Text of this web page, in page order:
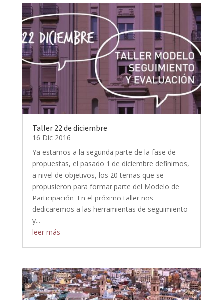
Taller 22 de diciembre
16 Dic 2016
Ya estamos a la segunda parte de la fase de
propuestas, el pasado 1 de diciembre definimos,
a nivel de objetivos, los 20 temas que se
propusieron para formar parte del Modelo de
Participación. En el próximo taller nos
dedicaremos a las herramientas de seguimiento
y...
leer más